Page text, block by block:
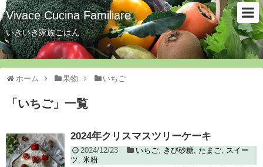
Vivace Cucina Familiare
いきいき家族ごはん
ホーム 果物 いちご
「 いちご」 一覧
2024年クリスマスツリーケーキ
2024/12/23 いちご, きび砂糖, たまご, スイー
ツ, 米粉